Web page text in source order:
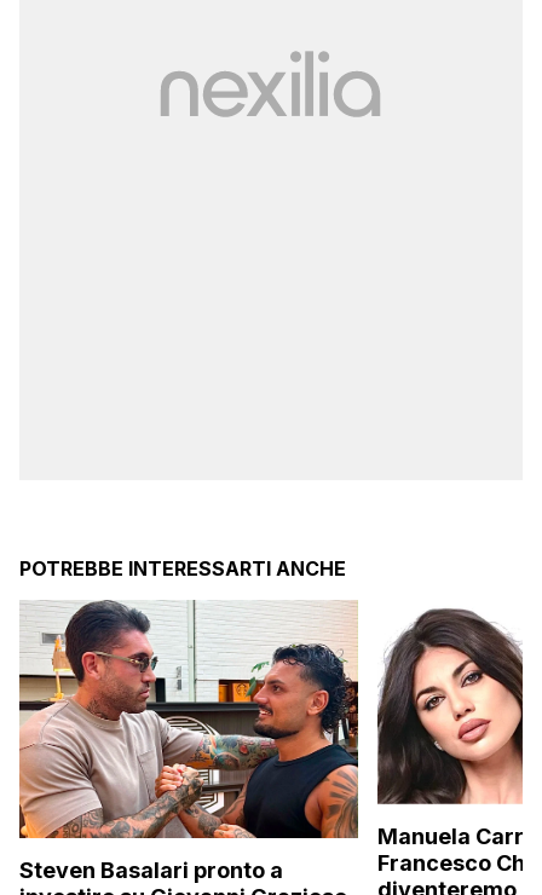
POTREBBE INTERESSARTI ANCHE
Steven Basalari pronto a
Manuela
Francesco